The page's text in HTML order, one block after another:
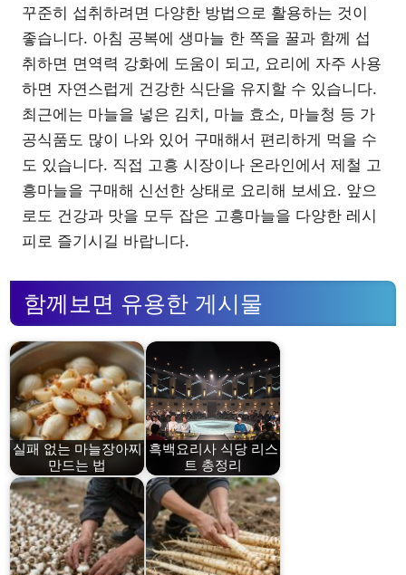
꾸준히 섭취하려면 다양한 방법으로 활용하는 것이
좋습니다. 아침 공복에 생마늘 한 쪽을 꿀과 함께 섭
취하면 면역력 강화에 도움이 되고, 요리에 자주 사용
하면 자연스럽게 건강한 식단을 유지할 수 있습니다.
최근에는 마늘을 넣은 김치, 마늘 효소, 마늘청 등 가
공식품도 많이 나와 있어 구매해서 편리하게 먹을 수
도 있습니다. 직접 고흥 시장이나 온라인에서 제철 고
흥마늘을 구매해 신선한 상태로 요리해 보세요. 앞으
로도 건강과 맛을 모두 잡은 고흥마늘을 다양한 레시
피로 즐기시길 바랍니다.
함께보면 유용한 게시물
실패 없는 마늘장아찌
만드는 법
흑백요리사 식당 리스
트 총정리